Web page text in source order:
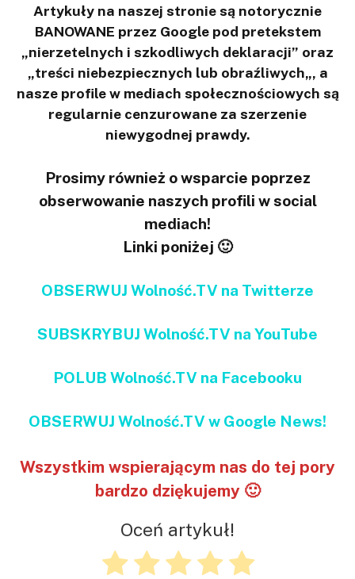
Artykuły na naszej stronie są notorycznie
BANOWANE przez Google pod pretekstem
„nierzetelnych i szkodliwych deklaracji” oraz
„treści niebezpiecznych lub obraźliwych„, a
nasze profile w mediach społecznościowych są
regularnie cenzurowane za szerzenie
niewygodnej prawdy.
Prosimy również o wsparcie poprzez
obserwowanie naszych profili w social
mediach!
Linki poniżej 🙂
OBSERWUJ Wolność.TV na Twitterze
SUBSKRYBUJ Wolność.TV na YouTube
POLUB Wolność.TV na Facebooku
OBSERWUJ Wolność.TV w Google News!
Wszystkim wspierającym nas do tej pory
bardzo dziękujemy 🙂
Oceń artykuł!